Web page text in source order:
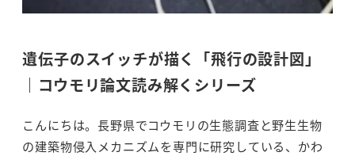
遺伝子のスイッチが描く「飛行の設計図」
｜コウモリ論文読み解くシリーズ
こんにちは。長野県でコウモリの生態調査と野生生物
の建築物侵入メカニズムを専門に研究している、かわ